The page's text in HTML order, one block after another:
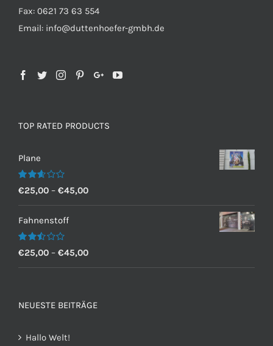
Fax: 0621 73 63 554
Email: info@duttenhoefer-gmbh.de
TOP RATED PRODUCTS
Plane
Bewertet
mit
2.60
von 5
€25,00 – €45,00
Fahnenstoff
Bewertet
mit
2.50
€25,00 – €45,00
NEUESTE BEITRÄGE
Hallo Welt!